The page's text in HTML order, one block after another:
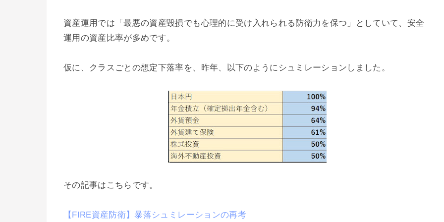
資産運用では「最悪の資産毀損でも心理的に受け入れられる防衛力を保つ」としていて、安全
運用の資産比率が多めです。
仮に、クラスごとの想定下落率を、昨年、以下のようにシュミレーションしました。
その記事はこちらです。
【FIRE資産防衛】暴落シュミレーションの再考